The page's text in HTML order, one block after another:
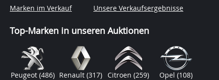
Marken im Verkauf Unsere Verkaufsergebnisse
Top-Marken in unseren Auktionen
Peugeot (486) Renault (317) Citroen(259) Opel(108)